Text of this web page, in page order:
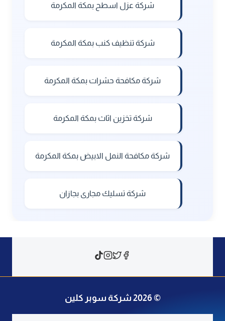
شركة عزل اسطح بمكة المكرمة
شركة تنظيف كنب بمكة المكرمة
شركة مكافحة حشرات بمكة المكرمة
شركة تخزين اثاث بمكة المكرمة
شركة مكافحة النمل الابيض بمكة المكرمة
شركة تسليك مجارى بجازان
© 2026 شركة سوبر كلين